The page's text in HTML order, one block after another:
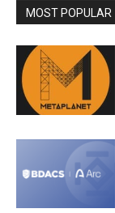
MOST POPULAR